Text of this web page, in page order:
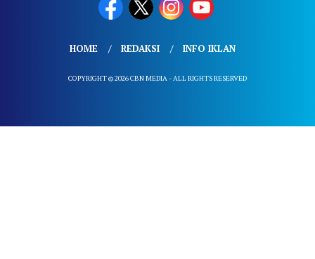
HOME REDAKSI INFO IKLAN
COPYRIGHT © 2026 CBN MEDIA - ALL RIGHTS RESERVED